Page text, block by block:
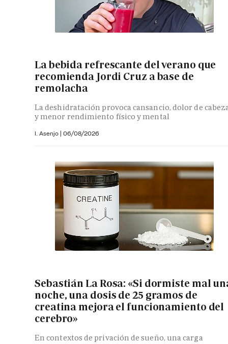
La bebida refrescante del verano que
recomienda Jordi Cruz a base de
remolacha
La deshidratación provoca cansancio, dolor de
y menor rendimiento físico y mental
I. Asenjo | 06/08/2026
Sebastián La Rosa: «Si dormiste mal
noche, una dosis de 25 gramos de
creatina mejora el funcionamiento del
cerebro»
En contextos de privación de sueño, una carga